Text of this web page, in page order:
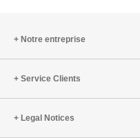
Notre entreprise
Service Clients
Legal Notices